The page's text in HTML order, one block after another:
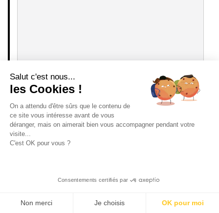
Salut c'est nous...
les Cookies !
On a attendu d'être sûrs que le contenu de
ce site vous intéresse avant de vous
déranger, mais on aimerait bien vous accompagner pendant votre
visite...
C'est OK pour vous ?
Consentements certifiés par
Non merci Je choisis OK pour moi